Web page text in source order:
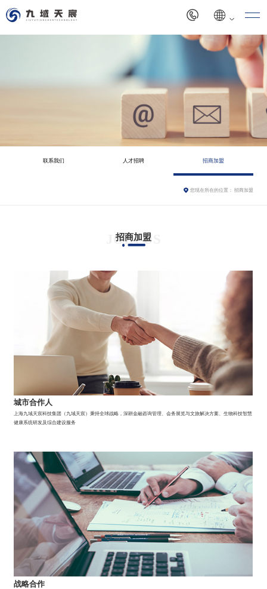
联系我们 人才招聘 招商加盟
您现在所在的位置： 招商加盟
JOIN US
招商加盟
城市合作人
上海九域天宸科技集团（九域天宸）秉持全球战略，深耕金融咨询管理、会务展览与文旅解决方案、生物科技智慧
健康系统研发及综合建设服务
战略合作